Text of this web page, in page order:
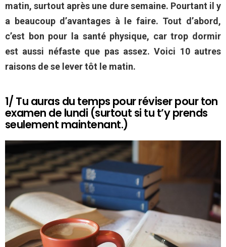
matin, surtout après une dure semaine. Pourtant il y
a beaucoup d’avantages à le faire. Tout d’abord,
c’est bon pour la santé physique, car trop dormir
est aussi néfaste que pas assez. Voici 10 autres
raisons de se lever tôt le matin.
1/ Tu auras du temps pour réviser pour ton
examen de lundi (surtout si tu t’y prends
seulement maintenant.)